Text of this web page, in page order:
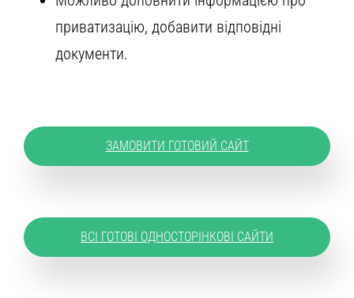
приватизацію, добавити відповідні
документи.
ЗАМОВИТИ ГОТОВИЙ САЙТ
ВСІ ГОТОВІ ОДНОСТОРІНКОВІ САЙТИ